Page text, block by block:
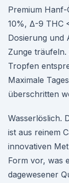
Premium Hanf-
10%, Δ-9 THC
Dosierung und
Zunge träufeln.
Tropfen
Maximale
überschritten
Wasserlöslich.
ist aus reinem
innovativen
Form vor, was
dagewesener